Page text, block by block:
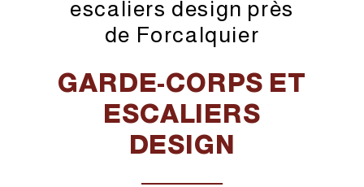
escaliers design près
de Forcalquier
GARDE-CORPS ET
ESCALIERS
DESIGN